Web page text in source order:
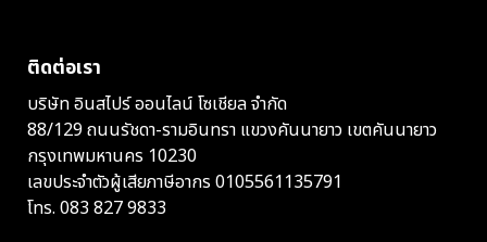
ติดต่อเรา
บริษัท อินสไปร์ ออนไลน์ โซเชียล จำกัด
88/129 ถนนรัชดา-รามอินทรา แขวงคันนายาว เขตคันนายาว
กรุงเทพมหานคร 10230
เลขประจำตัวผู้เสียภาษีอากร 0105561135791
โทร. 083 827 9833